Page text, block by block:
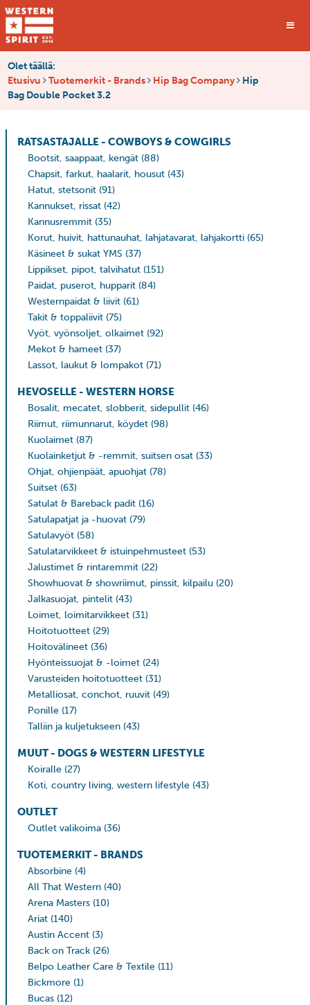
Olet täällä:
Etusivu
Tuotemerkit - Brands Hip Bag Company
Hip
Bag Double Pocket 3.2
RATSASTAJALLE - COWBOYS & COWGIRLS
Bootsit, saappaat, kengät (88)
Chapsit, farkut, haalarit, housut (43)
Hatut, stetsonit (91)
Kannukset, rissat (42)
Kannusremmit (35)
Korut, huivit, hattunauhat, lahjatavarat, lahjakortti (65)
Käsineet & sukat YMS (37)
Lippikset, pipot, talvihatut (151)
Paidat, puserot, hupparit (84)
Westernpaidat & liivit (61)
Takit & toppaliivit (75)
Vyöt, vyönsoljet, olkaimet (92)
Mekot & hameet (37)
Lassot, laukut & lompakot (71)
HEVOSELLE - WESTERN HORSE
Bosalit, mecatet, slobberit, sidepullit (46)
Riimut, riimunnarut, köydet (98)
Kuolaimet (87)
Kuolainketjut & -remmit, suitsen osat (33)
Ohjat, ohjienpäät, apuohjat (78)
Suitset (63)
Satulat & Bareback padit (16)
Satulapatjat ja -huovat (79)
Satulavyöt (58)
Satulatarvikkeet & istuinpehmusteet (53)
Jalustimet & rintaremmit (22)
Showhuovat & showriimut, pinssit, kilpailu (20)
Jalkasuojat, pintelit (43)
Loimet, loimitarvikkeet (31)
Hoitotuotteet (29)
Hoitovälineet (36)
Hyönteissuojat & -loimet (24)
Varusteiden hoitotuotteet (31)
Metalliosat, conchot, ruuvit (49)
Ponille (17)
Talliin ja kuljetukseen (43)
MUUT - DOGS & WESTERN LIFESTYLE
Koiralle (27)
Koti, country living, western lifestyle (43)
OUTLET
Outlet valikoima (36)
TUOTEMERKIT - BRANDS
Absorbine (4)
All That Western (40)
Arena Masters (10)
Ariat (140)
Austin Accent (3)
Back on Track (26)
Belpo Leather Care & Textile (11)
Bickmore (1)
Bucas (12)